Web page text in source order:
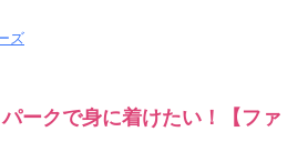
ズ
ークで身に着けたい！【ファ